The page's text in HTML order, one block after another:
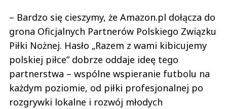
– Bardzo się cieszymy, że Amazon.pl dołącza do
grona Oficjalnych Partnerów Polskiego Związku
Piłki Nożnej. Hasło „Razem z wami kibicujemy
polskiej piłce” dobrze oddaje ideę tego
partnerstwa – wspólne wspieranie futbolu na
każdym poziomie, od piłki profesjonalnej po
rozgrywki lokalne i rozwój młodych